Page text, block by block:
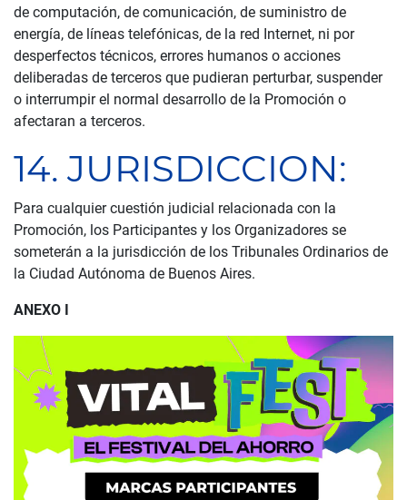
de computación, de comunicación, de suministro de
energía, de líneas telefónicas, de la red Internet, ni por
desperfectos técnicos, errores humanos o acciones
deliberadas de terceros que pudieran perturbar, suspender
o interrumpir el normal desarrollo de la Promoción o
afectaran a terceros.
14. JURISDICCION:
Para cualquier cuestión judicial relacionada con la
Promoción, los Participantes y los Organizadores se
someterán a la jurisdicción de los Tribunales Ordinarios de
la Ciudad Autónoma de Buenos Aires.
ANEXO I